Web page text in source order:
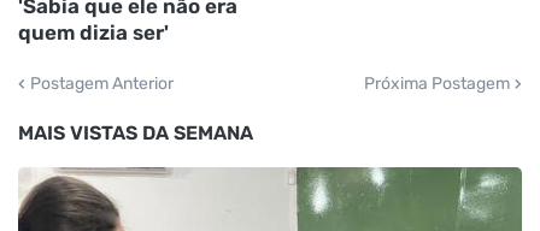
'Sabia que ele não era
quem dizia ser'
Postagem Anterior Próxima Postagem
MAIS VISTAS DA SEMANA